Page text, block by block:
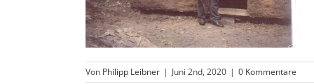
Von Philipp Leibner | Juni 2nd, 2020 | 0 Kommentare